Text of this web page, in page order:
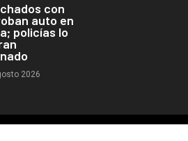
con
auto en
policías lo
2026